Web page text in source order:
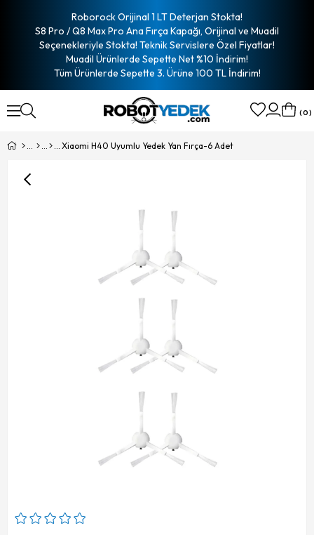
Roborock Orijinal 1 LT Deterjan Stokta!
S8 Pro / Q8 Max Pro Ana Fırça Kapağı, Orijinal ve Muadil
Seçenekleriyle Stokta! Teknik Servislere Özel Fiyatlar!
Muadil Ürünlerde Sepette Net %10 İndirim!
Tüm Ürünlerde Sepette 3. Ürüne 100 TL İndirim!
0
Xiaomi H40 Uyumlu Yedek Yan Fırça-6 Adet